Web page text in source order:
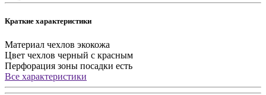
Краткие характеристики
Материал чехлов экокожа
Цвет чехлов черный с красным
Перфорация зоны посадки есть
Все характеристики